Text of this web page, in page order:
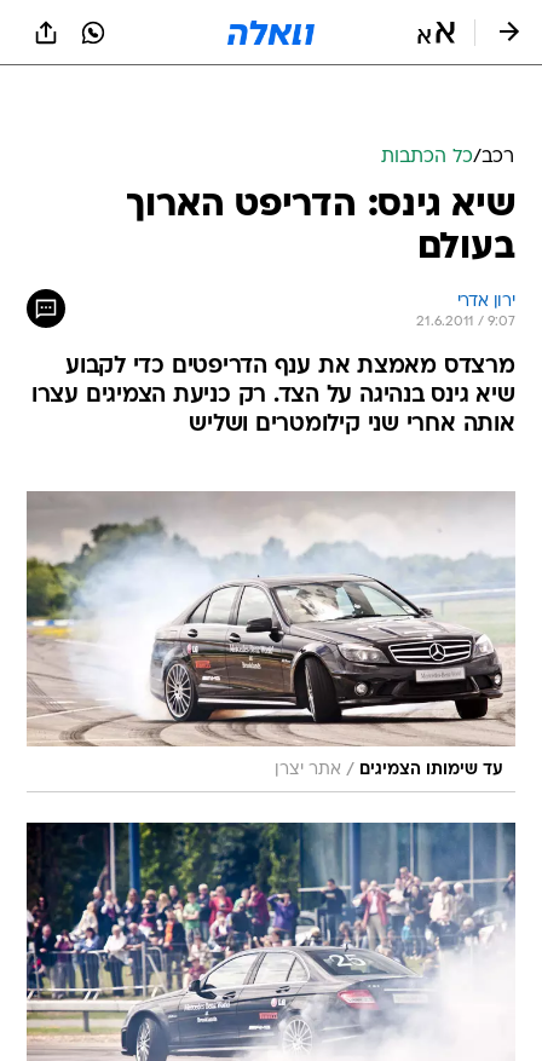
רכב/כל הכתבות
שיא גינס: הדריפט הארוך
בעולם
ירון אדרי
21.6.2011 / 9:07
מרצדס מאמצת את ענף הדריפטים כדי לקבוע
שיא גינס בנהיגה על הצד. רק כניעת הצמיגים עצרו
אותה אחרי שני קילומטרים ושליש
עד שימותו הצמיגים / אתר יצרן